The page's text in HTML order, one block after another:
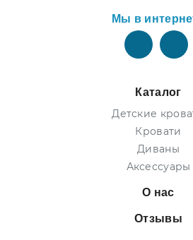
Мы в
Каталог
Детские
Кровати
Диваны
Аксессуары
О нас
Отзывы